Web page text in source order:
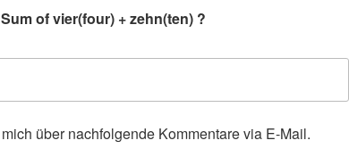
of vier(four) + zehn(ten) ?
über nachfolgende Kommentare via E-Mail.